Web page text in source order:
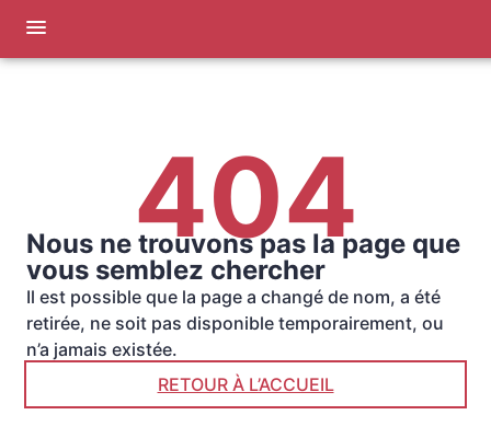
contenu
PRÉVOIR SES OBSÈQUES
SERVICES AUX FAMILLES
NOTRE CHAMBRE FUNERAIRE
ESPACES HOMMAGES
Nous ne trouvons pas la page que
vous semblez chercher
Il est possible que la page a changé de nom, a été
retirée, ne soit pas disponible temporairement, ou
n’a jamais existée.
RETOUR À L’ACCUEIL
404